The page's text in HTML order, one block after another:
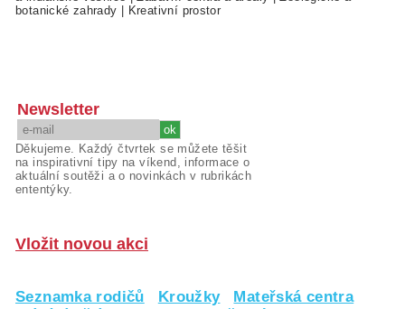
botanické zahrady
Kreativní prostor
Newsletter
Děkujeme. Každý čtvrtek se můžete těšit
na inspirativní tipy na víkend, informace o
aktuální soutěži a o novinkách v rubrikách
ententýky.
Vložit novou akci
Seznamka rodičů Kroužky
Mateřská centra